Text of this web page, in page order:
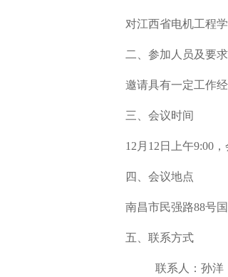
对江西省电机工程
二、参加人员及要求
邀请具有一定工作
三、会议时间
12月12日上午9:00，
四、会议地点
南昌市民强路88号
五、联系方式
联系人：孙洋